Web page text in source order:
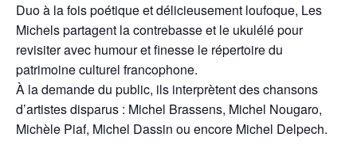
Duo à la fois poétique et délicieusement loufoque, Les
Michels partagent la contrebasse et le ukulélé pour
revisiter avec humour et finesse le répertoire du
patrimoine culturel francophone.
À la demande du public, ils interprètent des chansons
d’artistes disparus : Michel Brassens, Michel Nougaro,
Michèle Piaf, Michel Dassin ou encore Michel Delpech.